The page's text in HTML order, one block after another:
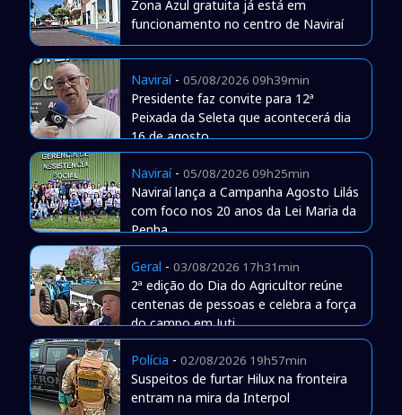
Zona Azul gratuita já está em
funcionamento no centro de Naviraí
Naviraí- 05/08/2026 09h39min
Presidente faz convite para 12ª
Peixada da Seleta que acontecerá dia
16 de agosto
Naviraí- 05/08/2026 09h25min
Naviraí lança a Campanha Agosto Lilás
com foco nos 20 anos da Lei Maria da
Penha
Geral - 03/08/2026 17h31min
2ª edição do Dia do Agricultor reúne
centenas de pessoas e celebra a força
do campo em Juti
Polícia - 02/08/2026 19h57min
Suspeitos de furtar Hilux na fronteira
entram na mira da Interpol